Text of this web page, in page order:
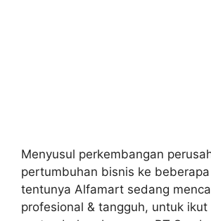
Menyusul perkembangan
pertumbuhan bisnis ke
tentunya Alfamart sedang
profesional & tangguh, untuk